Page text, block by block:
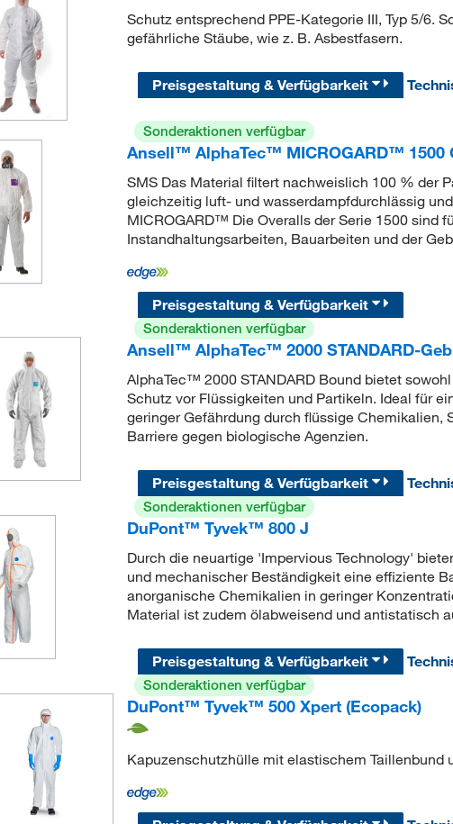
Schutz entsprechend PPE-Kategorie III, Typ 5/6.
gefährliche Stäube, wie z. B. Asbestfasern.
Preisgestaltung & Verfügbarkeit
Sonderaktionen verfügbar
Ansell™ AlphaTec™ MICROGARD™ 1500
SMS Das Material filtert nachweislich 100 % der
gleichzeitig luft- und wasserdampfdurchlässig
MICROGARD™ Die Overalls der Serie 1500 sind
Instandhaltungsarbeiten, Bauarbeiten und der
Preisgestaltung & Verfügbarkeit
Sonderaktionen verfügbar
Ansell™ AlphaTec™ 2000 STANDARD-
AlphaTec™ 2000 STANDARD Bound bietet
Schutz vor Flüssigkeiten und Partikeln. Ideal für
geringer Gefährdung durch flüssige Chemikalien,
Barriere gegen biologische Agenzien.
Preisgestaltung & Verfügbarkeit
Sonderaktionen verfügbar
DuPont™ Tyvek™ 800 J
Durch die neuartige 'Impervious Technology'
und mechanischer Beständigkeit eine effiziente
anorganische Chemikalien in geringer
Material ist zudem ölabweisend und antistatisch
Preisgestaltung & Verfügbarkeit
Sonderaktionen verfügbar
DuPont™ Tyvek™ 500 Xpert (Ecopack)
Kapuzenschutzhülle mit elastischem Taillenbund